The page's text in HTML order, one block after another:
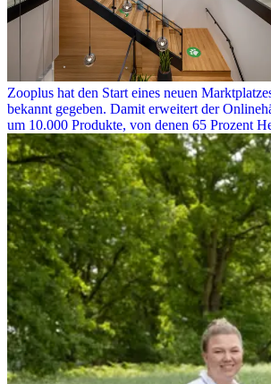
Zooplus hat den Start eines neuen
bekannt gegeben. Damit erweitert der
um 10.000 Produkte, von denen 65 Prozent